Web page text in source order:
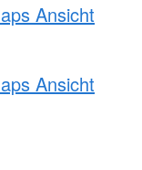
Ansicht
Ansicht